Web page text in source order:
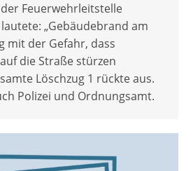
Feuerwehrleitstelle
„Gebäudebrand am
mit der Gefahr, dass
die Straße stürzen
Löschzug 1 rückte aus.
Polizei und Ordnungsamt.